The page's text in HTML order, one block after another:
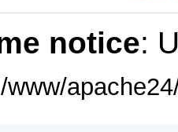
notice: